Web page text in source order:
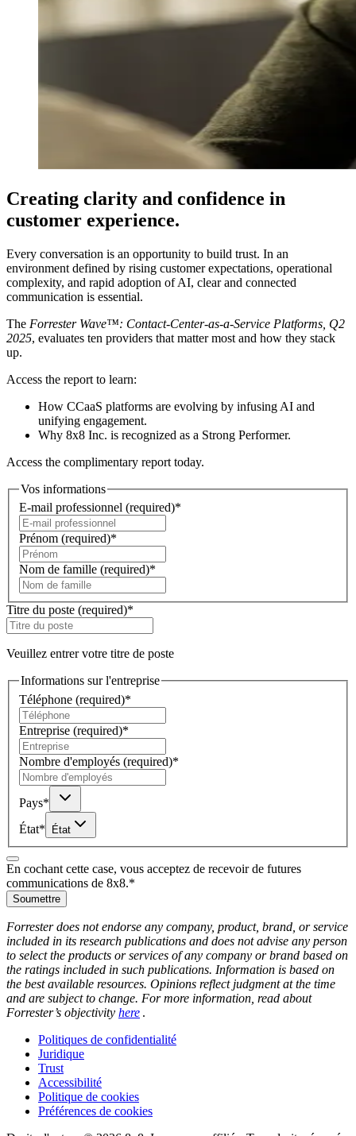
Creating clarity and confidence in
customer experience.
Every conversation is an opportunity to build trust. In an
environment defined by rising customer expectations, operational
complexity, and rapid adoption of AI, clear and connected
communication is essential.
The Forrester Wave™: Contact-Center-as-a-Service Platforms, Q2
2025, evaluates ten providers that matter most and how they stack
up.
Access the report to learn:
How CCaaS platforms are evolving by infusing AI and
unifying engagement.
Why 8x8 Inc. is recognized as a Strong Performer.
Access the complimentary report today.
Vos informations
E-mail professionnel (required)*
Prénom (required)*
Nom de famille (required)*
Titre du poste (required)*
Veuillez entrer votre titre de poste
Informations sur l'entreprise
Téléphone (required)*
Entreprise (required)*
Nombre d'employés (required)*
Pays*
État* État
En cochant cette case, vous acceptez de recevoir de futures
communications de 8x8.*
Soumettre
Forrester does not endorse any company, product, brand, or service
included in its research publications and does not advise any person
to select the products or services of any company or brand based on
the ratings included in such publications. Information is based on
the best available resources. Opinions reflect judgment at the time
and are subject to change. For more information, read about
Forrester’s objectivity here .
Politiques de confidentialité
Juridique
Trust
Accessibilité
Politique de cookies
Préférences de cookies